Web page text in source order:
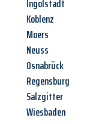
Ingolstadt
Koblenz
Moers
Neuss
Osnabrück
Regensburg
Salzgitter
Wiesbaden